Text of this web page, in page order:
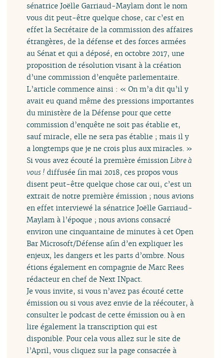
sénatrice Joëlle Garriaud-Maylam dont le nom
vous dit peut-être quelque chose, car c’est en
effet la Secrétaire de la commission des affaires
étrangères, de la défense et des forces armées
au Sénat et qui a déposé, en octobre 2017, une
proposition de résolution visant à la création
d’une commission d’enquête parlementaire.
L’article commence ainsi : « On m’a dit qu’il y
avait eu quand même des pressions importantes
du ministère de la Défense pour que cette
commission d’enquête ne soit pas établie et,
sauf miracle, elle ne sera pas établie ; mais il y
a longtemps que je ne crois plus aux miracles. »
Si vous avez écouté la première émission Libre à
vous ! diffusée fin mai 2018, ces propos vous
disent peut-être quelque chose car oui, c’est un
extrait de notre première émission ; nous avions
en effet interviewé la sénatrice Joëlle Garriaud-
Maylam à l’époque ; nous avions consacré
environ une cinquantaine de minutes à cet Open
Bar Microsoft/Défense afin d’en expliquer les
enjeux, les dangers et les parts d’ombre. Nous
étions également en compagnie de Marc Rees
rédacteur en chef de Next INpact.
Je vous invite, si vous n’avez pas écouté cette
émission ou si vous avez envie de la réécouter, à
consulter le podcast de cette émission ou à en
lire également la transcription qui est
disponible. Pour cela vous allez sur le site de
l’April, vous cliquez sur la page consacrée à